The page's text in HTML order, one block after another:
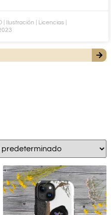
| Ilustración | Licencias |